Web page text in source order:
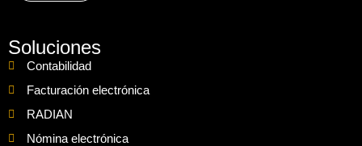
Soluciones
Contabilidad
Facturación electrónica
RADIAN
Nómina electrónica